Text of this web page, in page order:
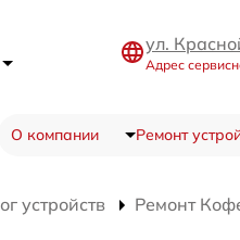
ул.
Адрес
О компании Ремонт
устройств Ремонт